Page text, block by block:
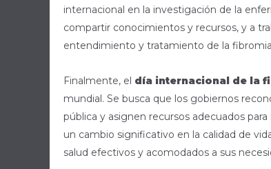
internacional en la investigación de la
compartir conocimientos y recursos, y a
entendimiento y tratamiento de la
Finalmente, el día internacional de la
mundial. Se busca que los gobiernos
pública y asignen recursos adecuados
un cambio significativo en la calidad de
salud efectivos y acomodados a sus